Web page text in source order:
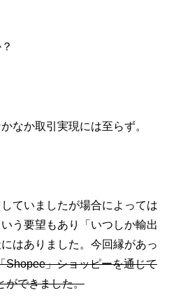
なか取引実現には至らず。
ていましたが場合によっては
う要望もあり「いつしか輸出
はありました。今回縁があっ
Shopee」ショッピーを通じて
ができました。